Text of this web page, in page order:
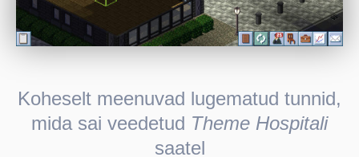
Koheselt meenuvad lugematud tunnid,
mida sai veedetud Theme Hospitali
saatel